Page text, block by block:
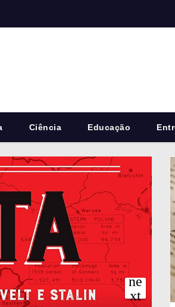
Ciência Educação